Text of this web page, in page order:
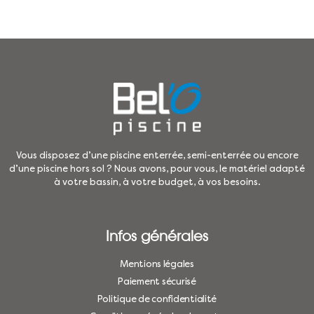
Vous disposez d’une piscine enterrée, semi-enterrée ou encore
d’une piscine hors sol ? Nous avons, pour vous, le matériel adapté
à votre bassin, à votre budget, à vos besoins.
Infos générales
Mentions légales
Paiement sécurisé
Politique de confidentialité